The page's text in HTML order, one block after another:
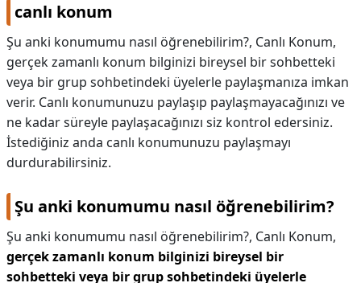
canlı konum
Şu anki konumumu nasıl öğrenebilirim?, Canlı Konum,
gerçek zamanlı konum bilginizi bireysel bir sohbetteki
veya bir grup sohbetindeki üyelerle paylaşmanıza imkan
verir. Canlı konumunuzu paylaşıp paylaşmayacağınızı ve
ne kadar süreyle paylaşacağınızı siz kontrol edersiniz.
İstediğiniz anda canlı konumunuzu paylaşmayı
durdurabilirsiniz.
Şu anki konumumu nasıl öğrenebilirim?
Şu anki konumumu nasıl öğrenebilirim?, Canlı Konum,
gerçek zamanlı konum bilginizi bireysel bir
sohbetteki veya bir grup sohbetindeki üyelerle